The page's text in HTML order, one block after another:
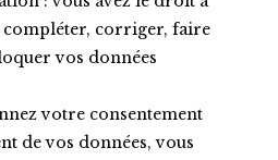
compléter, corriger, faire
vos données
votre consentement
de vos données, vous